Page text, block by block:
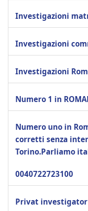
Investigazioni
Investigazioni
Investigazioni
Numero 1 in
Numero uno in
corretti senza
Torino.Parliamo
0040722723100
Privat investigator